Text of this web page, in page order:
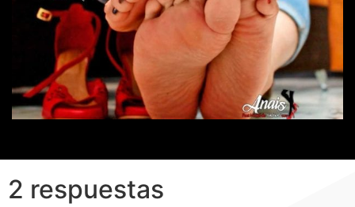
2 respuestas